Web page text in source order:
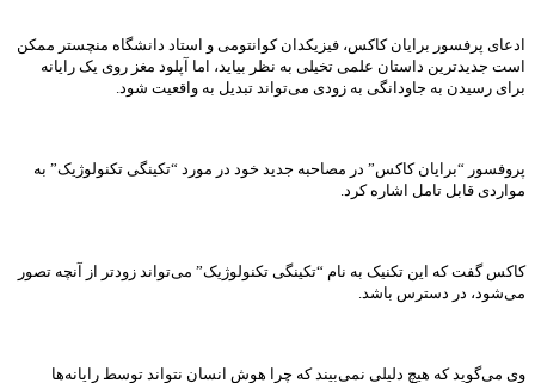
ادعای پرفسور برایان کاکس، فیزیکدان کوانتومی و استاد دانشگاه منچستر ممکن
است جدیدترین داستان علمی تخیلی به نظر بیاید، اما آپلود مغز روی یک رایانه
برای رسیدن به جاودانگی به زودی می‌تواند تبدیل به واقعیت شود.
پروفسور “برایان کاکس” در مصاحبه جدید خود در مورد “تکینگی تکنولوژیک” به
مواردی قابل تامل اشاره کرد.
کاکس گفت که این تکنیک به نام “تکینگی تکنولوژیک” می‌تواند زودتر از آنچه تصور
می‌شود، در دسترس باشد.
وی می‌گوید که هیچ دلیلی نمی‌بیند که چرا هوش انسان نتواند توسط رایانه‌ها